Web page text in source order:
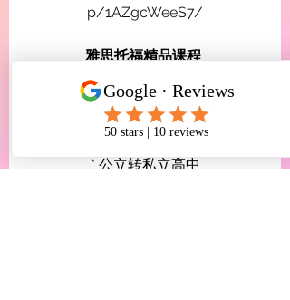
p/1AZgcWeeS7/
雅思托福精品课程
全球名校申请 (加美英澳港新)
* 高端留学监护
* 顶级私校申请
* 公立高中申请
* 公立转私立高中